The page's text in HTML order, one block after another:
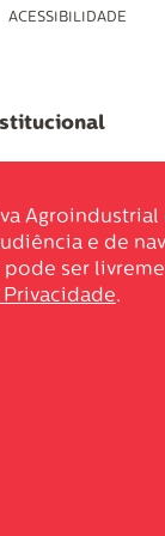
ACESSIBILIDADE
e de
ser
.